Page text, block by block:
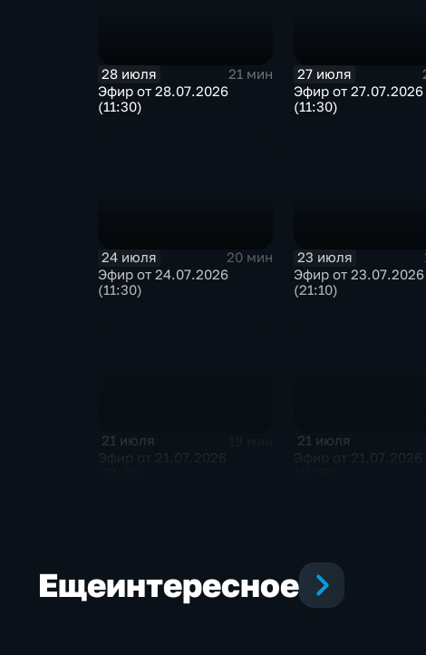
28 июля
21 мин
Эфир от 28.07.2026
(11:30)
27 июля
Эфир от 27.07.2026
(11:30)
24 июля
20 мин
Эфир от 24.07.2026
(11:30)
23 июля
Эфир от 23.07.2026
(21:10)
21 июля 21 июля
Ещеинтересное